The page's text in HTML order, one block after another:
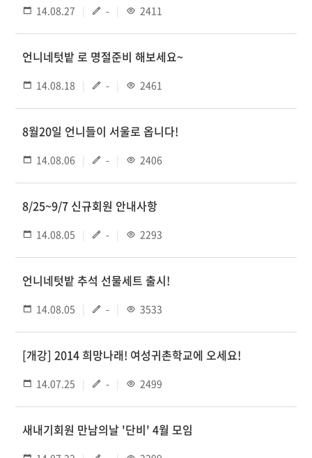
14.08.27 - 2411
언니네텃밭 로 명절준비 해보세요~
14.08.18 - 2461
8월20일 언니들이 서울로 옵니다!
14.08.06 - 2406
8/25~9/7 신규회원 안내사항
14.08.05 - 2293
언니네텃밭 추석 선물세트 출시!
14.08.05 - 3533
[개강] 2014 희망나래! 여성귀촌학교에 오세요!
14.07.25 - 2499
새내기회원 만남의날 '단비' 4월 모임